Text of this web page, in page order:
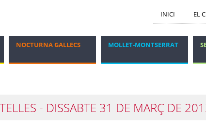
INICI EL
NOCTURNA GALLECS MOLLET-MONTSERRAT
- DISSABTE 31 DE MARÇ DE